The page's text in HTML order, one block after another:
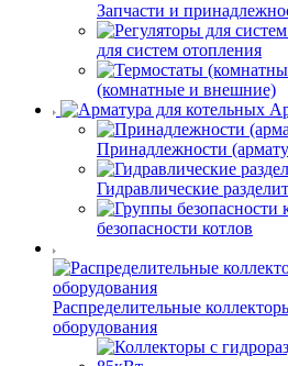
Запчасти и
для систем отопления
(комнатные и внешние)
Принадлежности
Гидравлические
безопасности котлов
Распределительные
оборудования